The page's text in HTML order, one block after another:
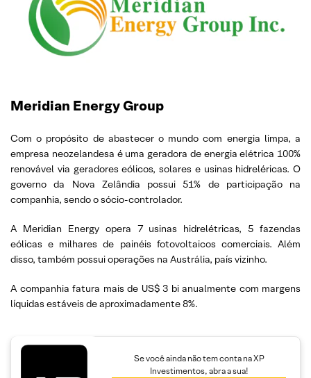
Meridian Energy Group
Com o propósito de abastecer o mundo com energia limpa, a
empresa neozelandesa é uma geradora de energia elétrica 100%
renovável via geradores eólicos, solares e usinas hidreléricas. O
governo da Nova Zelândia possui 51% de participação na
companhia, sendo o sócio-controlador.
A Meridian Energy opera 7 usinas hidrelétricas, 5 fazendas
eólicas e milhares de painéis fotovoltaicos comerciais. Além
disso, também possui operações na Austrália, país vizinho.
A companhia fatura mais de US$ 3 bi anualmente com margens
líquidas estáveis de aproximadamente 8%.
Se você ainda não tem conta na XP
Investimentos, abra a sua!